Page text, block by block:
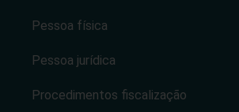
Pessoa física
Pessoa jurídica
Procedimentos fiscalização